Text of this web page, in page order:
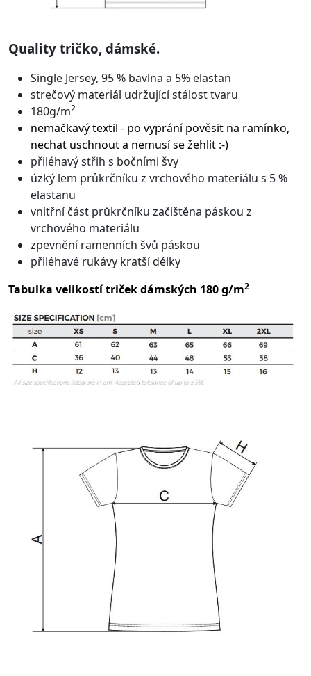
Quality tričko, dámské.
Single Jersey, 95 % bavlna a 5% elastan
strečový materiál udržující stálost tvaru
180g/m2
nemačkavý textil - po vyprání pověsit na ramínko,
nechat uschnout a nemusí se žehlit :-)
přiléhavý střih s bočními švy
úzký lem průkrčníku z vrchového materiálu s 5 %
elastanu
vnitřní část průkrčníku začištěna páskou z
vrchového materiálu
zpevnění ramenních švů páskou
přiléhavé rukávy kratší délky
Tabulka velikostí triček dámských 180 g/m2